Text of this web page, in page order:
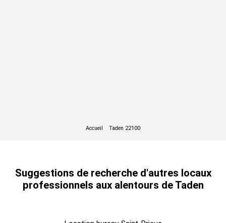
Suggestions de recherche d'autres locaux
professionnels aux alentours de Taden